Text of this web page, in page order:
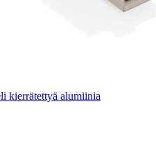
kierrätettyä alumiinia